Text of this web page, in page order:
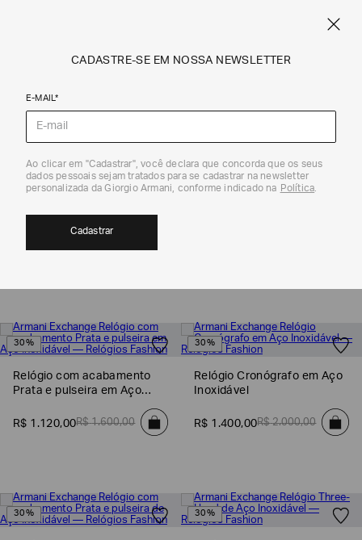
Armani Exchange
RELÓGIOS FASHION
30%
Relógio com acabamento
Prata e pulseira em Aço
R$ 1 .120,00R$ 1.600,00
30%
Relógio Cronógrafo em Aço
Inoxidável
R$ 1 .400,00R$ 2.000,00
30% 30%
CADASTRE-SE EM NOSSA NEWSLETTER
E-MAIL*
Ao clicar em "Cadastrar", você declara que concorda que os seus
dados pessoais sejam tratados para se cadastrar na newsletter
personalizada da Giorgio Armani, conforme indicado na Política.
Cadastrar